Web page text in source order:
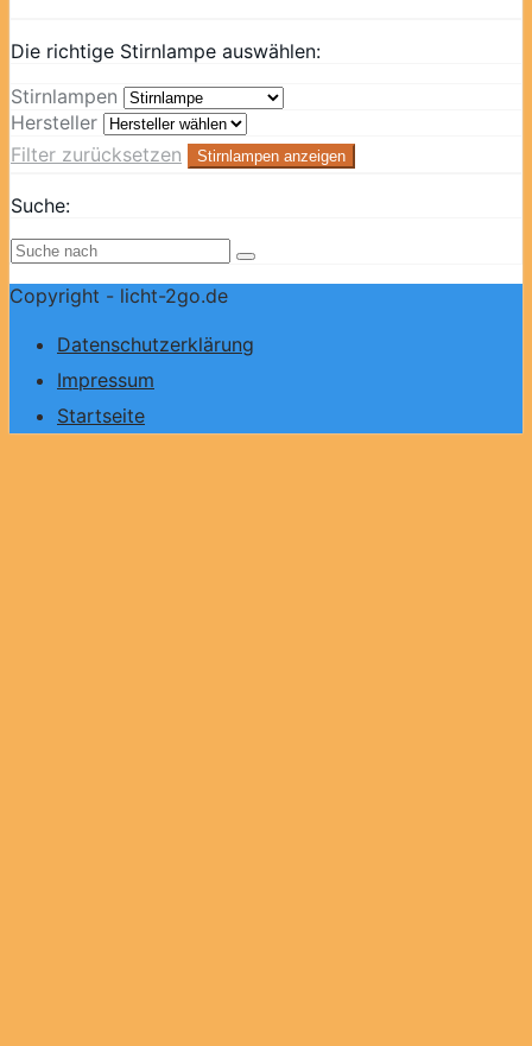
Die richtige Stirnlampe auswählen:
Stirnlampen
Hersteller
Filter zurücksetzen
Stirnlampen anzeigen
Suche:
Copyright - licht-2go.de
Datenschutzerklärung
Impressum
Startseite